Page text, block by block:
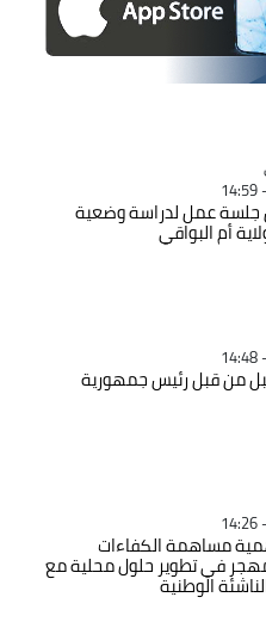
عمل لدراسة وضعية
أم البواقي
من قبل رئيس جمهورية
مساهمة الكفاءات
في تطوير حلول محلية مع
الوطنية